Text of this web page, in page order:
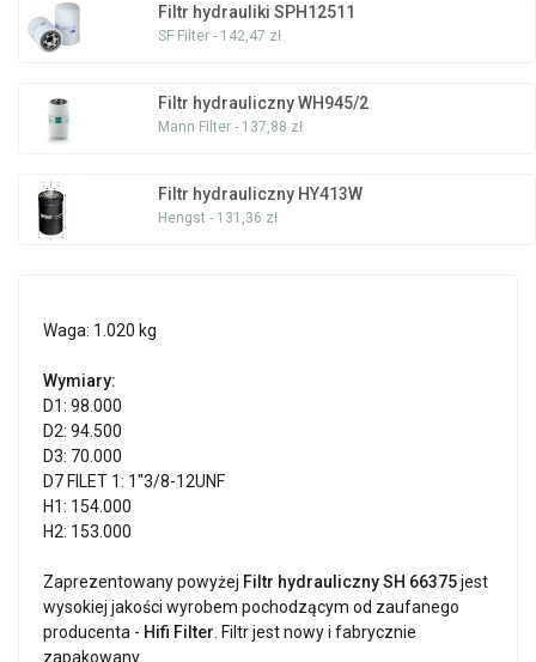
Filtr hydrauliki SPH12511
SF Filter - 142,47 zł
Filtr hydrauliczny WH945/2
Mann Filter - 137,88 zł
Filtr hydrauliczny HY413W
Hengst - 131,36 zł
Waga: 1.020 kg
Wymiary:
D1: 98.000
D2: 94.500
D3: 70.000
D7 FILET 1: 1"3/8-12UNF
H1: 154.000
H2: 153.000
Zaprezentowany powyżej Filtr hydrauliczny SH 66375jest
wysokiej jakości wyrobem pochodzącym od zaufanego
producenta - Hifi Filter . Filtr jest nowy i fabrycznie
zapakowany.